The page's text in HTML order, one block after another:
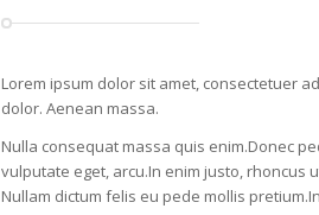
Lorem ipsum dolor sit amet, consectetuer
dolor. Aenean massa.
Nulla consequat massa quis enim.Donec
vulputate eget, arcu.In enim justo, rhoncus
Nullam dictum felis eu pede mollis